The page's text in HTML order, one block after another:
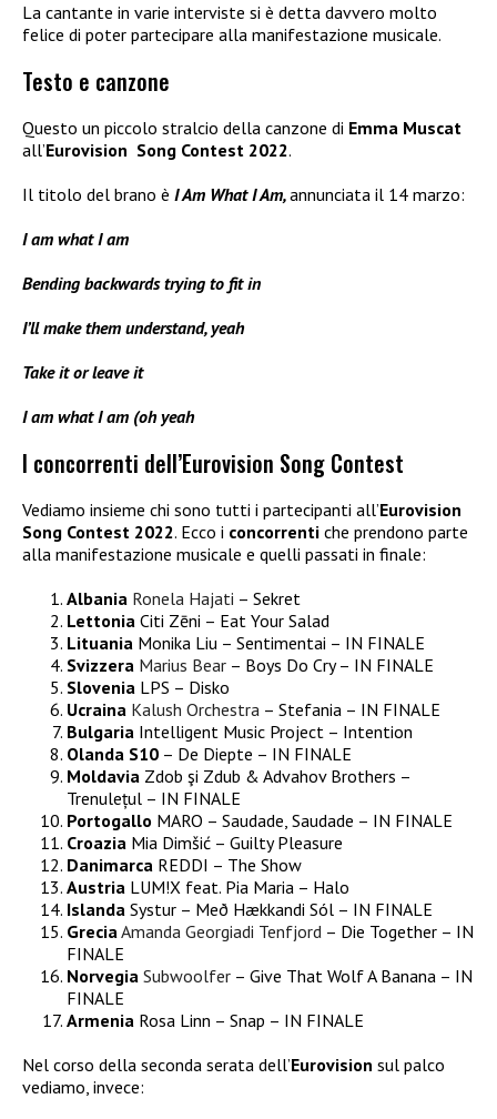
La cantante in varie interviste si è detta davvero molto
felice di poter partecipare alla manifestazione musicale.
Testo e canzone
Questo un piccolo stralcio della canzone di Emma Muscat
all’Eurovision Song Contest 2022.
Il titolo del brano è I Am What I Am,annunciata il 14 marzo:
I am what I am
Bending backwards trying to fit in
I’ll make them understand, yeah
Take it or leave it
I am what I am (oh yeah
I concorrenti dell’Eurovision Song Contest
Vediamo insieme chi sono tutti i partecipanti all’Eurovision
Song Contest 2022. Ecco i concorrenti che prendono parte
alla manifestazione musicale e quelli passati in finale:
Albania Ronela Hajati – Sekret
Lettonia Citi Zēni – Eat Your Salad
Lituania Monika Liu – Sentimentai – IN FINALE
Svizzera Marius Bear – Boys Do Cry – IN FINALE
Slovenia LPS – Disko
Ucraina Kalush Orchestra – Stefania – IN FINALE
Bulgaria Intelligent Music Project – Intention
Olanda S10 – De Diepte – IN FINALE
Moldavia Zdob şi Zdub & Advahov Brothers –
Trenulețul – IN FINALE
Portogallo MARO – Saudade, Saudade – IN FINALE
Croazia Mia Dimšić – Guilty Pleasure
Danimarca REDDI – The Show
Austria LUM!X feat. Pia Maria – Halo
Islanda Systur – Með Hækkandi Sól – IN FINALE
GreciaAmanda Georgiadi Tenfjord – Die Together – IN
FINALE
Norvegia Subwoolfer – Give That Wolf A Banana – IN
FINALE
Armenia Rosa Linn – Snap – IN FINALE
Nel corso della seconda serata dell’Eurovision sul palco
vediamo, invece: